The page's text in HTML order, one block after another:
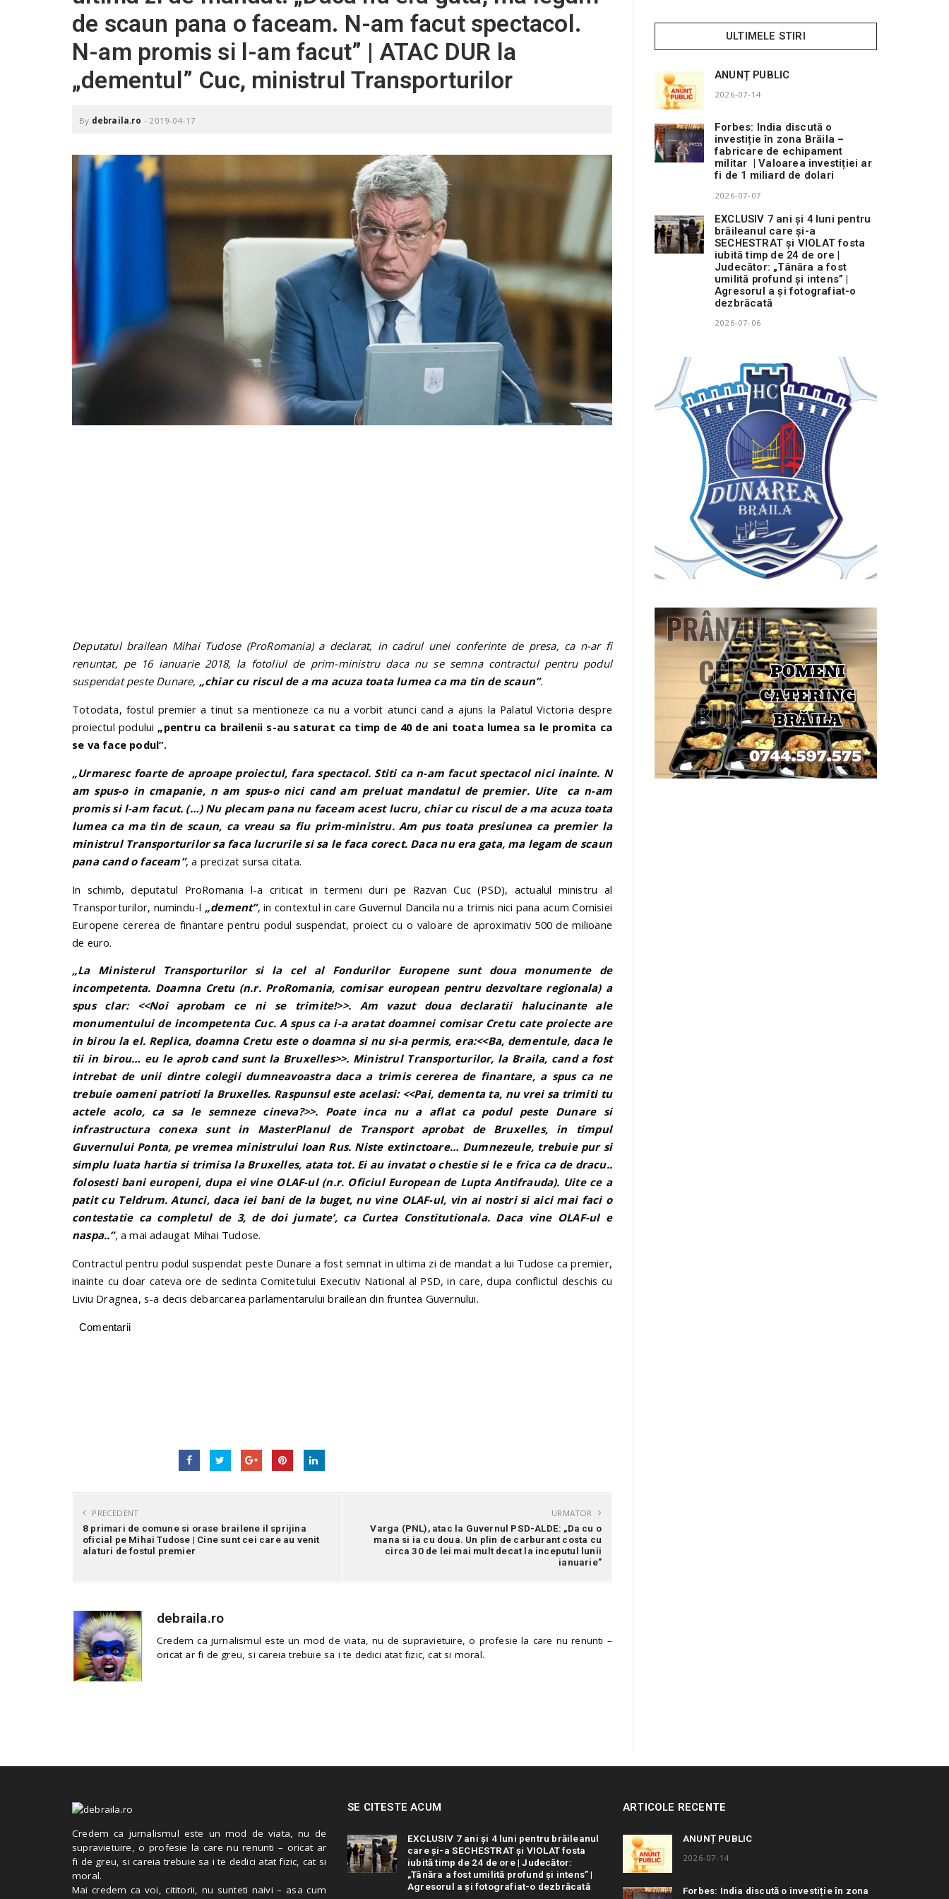
r
o
de scaun pana o faceam. N-am facut spectacol.
N-am promis si l-am facut” | ATAC DUR la
„dementul” Cuc, ministrul Transporturilor
By debraila.ro - 2019-04-17
Deputatul brailean Mihai Tudose (ProRomania) a declarat, in cadrul unei conferinte de presa, ca n-ar fi
renuntat, pe 16 ianuarie 2018, la fotoliul de prim-ministru daca nu se semna contractul pentru podul
suspendat peste Dunare, „chiar cu riscul de a ma acuza toata lumea ca ma tin de scaun”.
Totodata, fostul premier a tinut sa mentioneze ca nu a vorbit atunci cand a ajuns la Palatul Victoria despre
proiectul podului „pentru ca brailenii s-au saturat ca timp de 40 de ani toata lumea sa le promita ca
se va face podul”.
„Urmaresc foarte de aproape proiectul, fara spectacol. Stiti ca n-am facut spectacol nici inainte. N
am spus-o in cmapanie, n am spus-o nici cand am preluat mandatul de premier. Uite ca n-am
promis si l-am facut. (…) Nu plecam pana nu faceam acest lucru, chiar cu riscul de a ma acuza toata
lumea ca ma tin de scaun, ca vreau sa fiu prim-ministru. Am pus toata presiunea ca premier la
ministrul Transporturilor sa faca lucrurile si sa le faca corect. Daca nu era gata, ma legam de scaun
pana cand o faceam”, a precizat sursa citata.
In schimb, deputatul ProRomania l-a criticat in termeni duri pe Razvan Cuc (PSD), actualul ministru al
Transporturilor, numindu-l „dement”, in contextul in care Guvernul Dancila nu a trimis nici pana acum Comisiei
Europene cererea de finantare pentru podul suspendat, proiect cu o valoare de aproximativ 500 de milioane
de euro.
„La Ministerul Transporturilor si la cel al Fondurilor Europene sunt doua monumente de
incompetenta. Doamna Cretu (n.r. ProRomania, comisar european pentru dezvoltare regionala) a
spus clar: <<Noi aprobam ce ni se trimite!>>. Am vazut doua declaratii halucinante ale
monumentului de incompetenta Cuc. A spus ca i-a aratat doamnei comisar Cretu cate proiecte are
in birou la el. Replica, doamna Cretu este o doamna si nu si-a permis, era:<<Ba, dementule, daca le
tii in birou… eu le aprob cand sunt la Bruxelles>>. Ministrul Transporturilor, la Braila, cand a fost
intrebat de unii dintre colegii dumneavoastra daca a trimis cererea de finantare, a spus ca ne
trebuie oameni patrioti la Bruxelles. Raspunsul este acelasi: <<Pai, dementa ta, nu vrei sa trimiti tu
actele acolo, ca sa le semneze cineva?>>. Poate inca nu a aflat ca podul peste Dunare si
infrastructura conexa sunt in MasterPlanul de Transport aprobat de Bruxelles, in timpul
Guvernului Ponta, pe vremea ministrului Ioan Rus. Niste extinctoare… Dumnezeule, trebuie pur si
simplu luata hartia si trimisa la Bruxelles, atata tot. Ei au invatat o chestie si le e frica ca de dracu..
folosesti bani europeni, dupa ei vine OLAF-ul (n.r. Oficiul European de Lupta Antifrauda). Uite ce a
patit cu Teldrum. Atunci, daca iei bani de la buget, nu vine OLAF-ul, vin ai nostri si aici mai faci o
contestatie ca completul de 3, de doi jumate’, ca Curtea Constitutionala. Daca vine OLAF-ul e
naspa..”, a mai adaugat Mihai Tudose.
Contractul pentru podul suspendat peste Dunare a fost semnat in ultima zi de mandat a lui Tudose ca premier,
inainte cu doar cateva ore de sedinta Comitetului Executiv National al PSD, in care, dupa conflictul deschis cu
Liviu Dragnea, s-a decis debarcarea parlamentarului brailean din fruntea Guvernului.
Comentarii
PRECEDENT
8 primari de comune si orase brailene il sprijina
oficial pe Mihai Tudose | Cine sunt cei care au venit
alaturi de fostul premier
URMATOR
Varga (PNL), atac la Guvernul PSD-ALDE: „Da cu o
mana si ia cu doua. Un plin de carburant costa cu
circa 30 de lei mai mult decat la inceputul lunii
ianuarie”
debraila.ro
Credem ca jurnalismul este un mod de viata, nu de supravietuire, o profesie la care nu renunti –
oricat ar fi de greu, si careia trebuie sa i te dedici atat fizic, cat si moral.
ULTIMELE STIRI
ANUNȚ PUBLIC
2026-07-14
Forbes: India discută o
investiție în zona Brăila –
fabricare de echipament
militar | Valoarea investiției ar
fi de 1 miliard de dolari
2026-07-07
EXCLUSIV 7 ani și 4 luni pentru
brăileanul care și-a
SECHESTRAT și VIOLAT fosta
iubită timp de 24 de ore |
Judecător: „Tânăra a fost
umilită profund și intens” |
Agresorul a și fotografiat-o
dezbrăcată
2026-07-06
Credem ca jurnalismul este un mod de viata, nu de
supravietuire, o profesie la care nu renunti – oricat ar
fi de greu, si careia trebuie sa i te dedici atat fizic, cat si
moral.
Mai credem ca voi, cititorii, nu sunteti naivi – asa cum
SE CITESTE ACUM
EXCLUSIV 7 ani și 4 luni pentru brăileanul
care și-a SECHESTRAT și VIOLAT fosta
iubită timp de 24 de ore | Judecător:
„Tânăra a fost umilită profund și intens” |
Agresorul a și fotografiat-o dezbrăcată
ARTICOLE RECENTE
ANUNȚ PUBLIC
2026-07-14
Forbes: India discută o investiție în zona